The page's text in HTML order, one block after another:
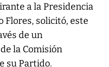
a la Presidencia
Flores, solicitó, este
de un
la Comisión
su Partido.